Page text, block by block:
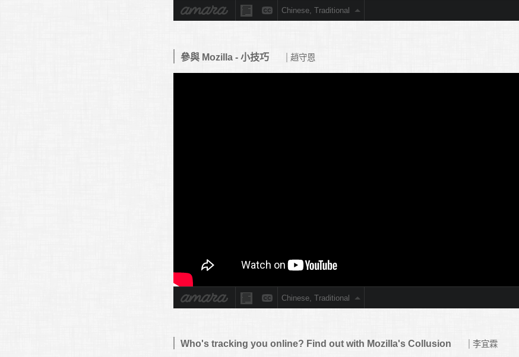
參與 Mozilla - 小技巧 趙守恩
Who's tracking you online? Find out with Mozilla's Collusion 李宜霖